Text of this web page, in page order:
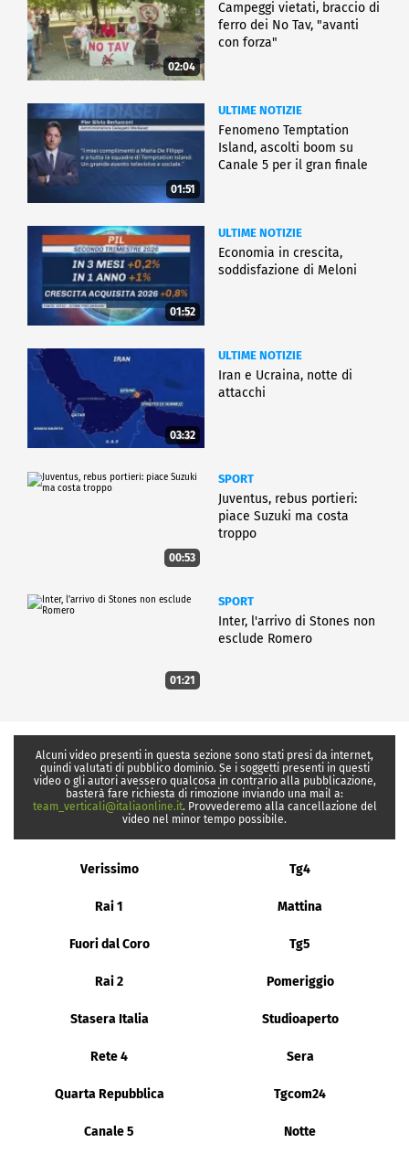
02:04
Campeggi vietati, braccio di
ferro dei No Tav, "avanti
con forza"
01:51
ULTIME NOTIZIE
Fenomeno Temptation
Island, ascolti boom su
Canale 5 per il gran finale
01:52
ULTIME NOTIZIE
Economia in crescita,
soddisfazione di Meloni
03:32
ULTIME NOTIZIE
Iran e Ucraina, notte di
attacchi
00:53
SPORT
Juventus, rebus portieri:
piace Suzuki ma costa
troppo
01:21
SPORT
Inter, l'arrivo di Stones non
esclude Romero
Alcuni video presenti in questa sezione sono stati presi da internet,
quindi valutati di pubblico dominio. Se i soggetti presenti in questi
video o gli autori avessero qualcosa in contrario alla pubblicazione,
basterà fare richiesta di rimozione inviando una mail a:
team_verticali@italiaonline.it. Provvederemo alla cancellazione del
video nel minor tempo possibile.
Verissimo Tg4
Rai 1 Mattina
Fuori dal Coro Tg5
Rai 2 Pomeriggio
Stasera Italia Studioaperto
Rete 4 Sera
Quarta Repubblica Tgcom24
Canale 5 Notte